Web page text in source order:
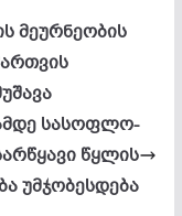
მეურნეობის
სასოფლო-
წყლის
უმჯობესდება